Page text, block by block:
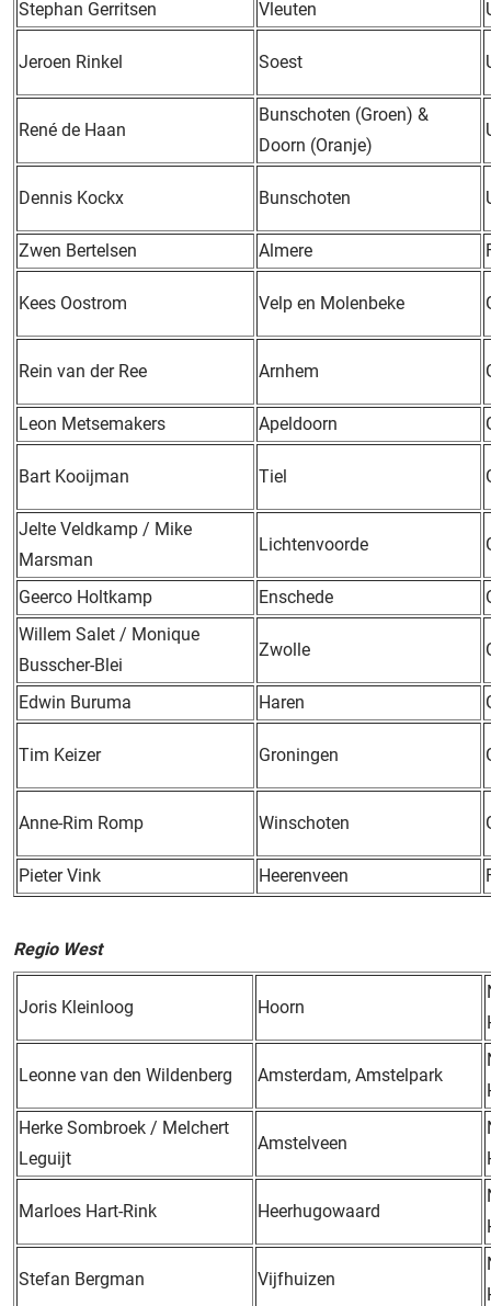
Stephan Gerritsen
Vleuten
Jeroen Rinkel Soest
René de Haan
Bunschoten (Groen) &
Doorn (Oranje)
Dennis Kockx Bunschoten
Zwen Bertelsen Almere
Kees Oostrom Velp en Molenbeke
Rein van der Ree Arnhem
Leon Metsemakers Apeldoorn
Bart Kooijman Tiel
Jelte Veldkamp / Mike
Marsman
Lichtenvoorde
Geerco Holtkamp Enschede
Willem Salet / Monique
Busscher-Blei
Zwolle
Edwin Buruma Haren
Tim Keizer Groningen
Anne-Rim Romp Winschoten
Pieter Vink Heerenveen
Regio West
Joris Kleinloog Hoorn
Leonne van den Wildenberg Amsterdam, Amstelpark
Herke Sombroek / Melchert
Leguijt
Amstelveen
Marloes Hart-Rink Heerhugowaard
Stefan Bergman Vijfhuizen